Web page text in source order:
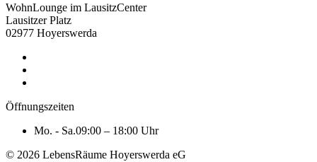
WohnLounge im LausitzCenter
Lausitzer Platz
02977 Hoyerswerda
Öffnungszeiten
Mo. - Sa.09:00 – 18:00 Uhr
© 2026 LebensRäume Hoyerswerda eG